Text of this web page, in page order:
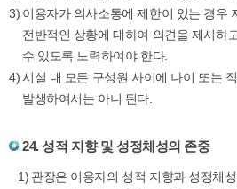
이용자가 의사소통에 제한이 있는 경우
전반적인 상황에 대하여 의견을 제시하
수 있도록 노력하여야 한다.
시설 내 모든 구성원 사이에 나이 또는
발생하여서는 아니 된다.
24. 성적 지향 및 성정체성의 존중
관장은 이용자의 성적 지향과 성정체